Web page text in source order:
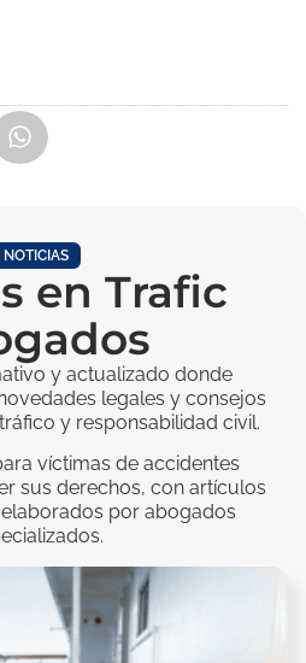
NOTICIAS
en Trafic
y actualizado donde
legales y consejos
y responsabilidad civil.
víctimas de accidentes
sus derechos, con artículos
por abogados